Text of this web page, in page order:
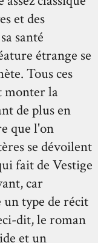
et des
santé
étrange se
Tous ces
monter la
de plus en
que l'on
se dévoilent
fait de Vestige
car
un type de récit
dit, le roman
et un